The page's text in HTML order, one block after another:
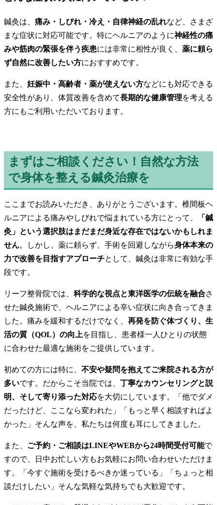
鍼灸は、 痛み・しびれ・冷え・自律神経の乱れなど、さまざ
まな症状に対応可能です。特にヘルニアのように神経性の痛
みや筋肉の緊張を伴う疾患には非常に相性が良く、 薬に頼ら
ず自然に改善したい方におすすめです。
また、 妊娠中・高齢者・薬が使えない方などにも対応できる
安全性があり、体質改善を含めて長期的な健康管理を考える
方にもご利用いただいております。
まずはご相談ください！自然な方法
で身体を整える鍼灸治療を
ここまでお読みいただき、ありがとうございます。椎間板ヘ
ルニアによる痛みやしびれで悩まれている方にとって、
「鍼
灸」という選択肢はまだまだ身近な存在ではないかもしれま
せん。しかし、薬に頼らず、手術を回避しながら身体本来の
力で改善を目指すアプローチとして、鍼灸は非常に有効な手
段です。
リーフ整骨院では、 科学的な視点と東洋医学の伝統を融合さ
せた鍼灸施術で、ヘルニアによる辛い症状に向き合ってきま
した。痛みを緩和するだけでなく、 再発を防ぐ体づくり、生
活の質（QOL）の向上を目指し、患者様一人ひとりの状態
に合わせた最適な施術をご提供しています。
初めての方には特に、 不安や疑問を抱えてご来院される方が
多いです。だからこそ当院では、 丁寧なカウンセリングと説
明、そして寄り添った対応を大切にしています。「他でダメ
だったけど、ここなら変われた」「もっと早く相談すればよ
かった」そんな声を、私たちは何度も耳にしてきました。
また、 ご予約・ご相談はLINEやWEBから24時間受付可能で
すので、日中お忙しい方もお気軽にお問い合わせいただけま
す。「今すぐ施術を受けるべきか迷っている」「ちょっと相
談だけしたい」そんな気軽な気持ちでも大歓迎です。